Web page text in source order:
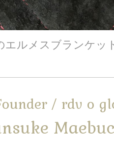
エルメスブランケッ
/ rdv o